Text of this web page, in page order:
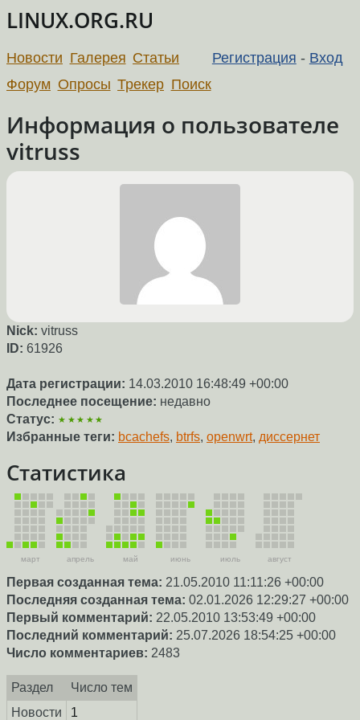
LINUX.ORG.RU
Регистрация - Вход
Новости Галерея Статьи
Форум Опросы Трекер Поиск
Информация о пользователе
vitruss
Nick: vitruss
ID: 61926
Дата регистрации: 14.03.2010 16:48:49 +00:00
Последнее посещение: недавно
Статус: ★★★★★
Избранные теги: bcachefs, btrfs, openwrt, диссернет
Статистика
март апрель май июнь июль август
Первая созданная тема: 21.05.2010 11:11:26 +00:00
Последняя созданная тема: 02.01.2026 12:29:27 +00:00
Первый комментарий: 22.05.2010 13:53:49 +00:00
Последний комментарий: 25.07.2026 18:54:25 +00:00
Число комментариев: 2483
Раздел
Число тем
Новости
1